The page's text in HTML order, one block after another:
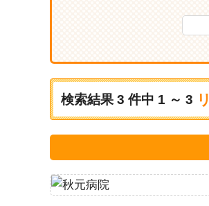
検索結果 3 件中 1 ～ 3